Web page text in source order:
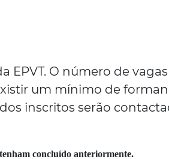
EPVT. O número de
um mínimo de
inscritos serão
concluído anteriormente.